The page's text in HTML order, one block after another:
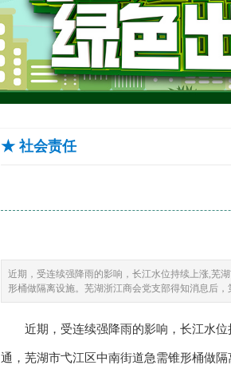
★ 社会责任
近期，受连续强降雨的影响，长江水位持续上涨,芜
形桶做隔离设施。芜湖浙江商会党支部得知消息后，
近期，受连续强降雨的影响，长江水位
通，芜湖市弋江区中南街道急需锥形桶做